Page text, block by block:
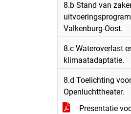
8.b Stand van
Valkenburg-Oost.
8.c Wateroverlast
klimaatadaptatie.
8.d Toelichting
Openluchttheater.
Presentatie